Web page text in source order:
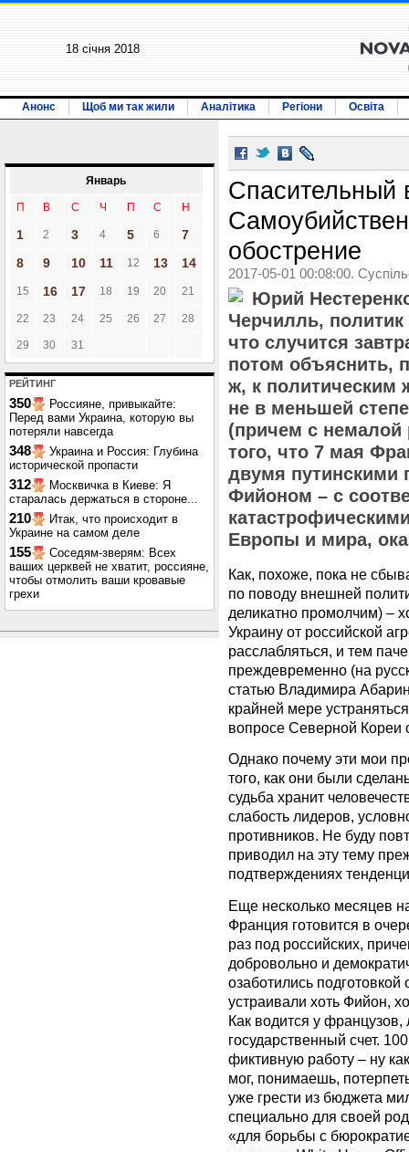
18 січня 2018
Анонс Щоб ми так жили Аналітика Регіони Освіта
Январь
П В С Ч П С Н
1 2 3 4 5 6
7
8
9 10 11 12 13 14
15 16 17 18 19 20 21
22 23 24 25 26 27 28
29 30 31
РЕЙТИНГ
350
Россияне, привыкайте:
Перед вами Украина, которую вы
потеряли навсегда
348
Украина и Россия: Глубина
исторической пропасти
312
Москвичка в Киеве: Я
старалась держаться в стороне...
210
Итак, что происходит в
Украине на самом деле
155
Соседям-зверям: Всех
ваших церквей не хватит, россияне,
чтобы отмолить ваши кровавые
грехи
Спасительный
обострение
2017-05-01 00:08:00.
Юрий
Черчилль, политик
что случится
потом объяснить,
ж, к политическим
не в меньшей
(причем с немалой
того, что 7 мая
двумя путинскими
Фийоном – с
Европы и мира,
Как, похоже, пока не
по поводу внешней
деликатно промолчим) –
Украину от российской
расслабляться, и тем
преждевременно (на
статью Владимира
крайней мере
вопросе Северной Кореи
Однако почему эти мои
того, как они были
судьба хранит
слабость лидеров,
противников. Не буду
приводил на эту тему
подтверждениях
Еще несколько месяцев
Франция готовится в
раз под российских,
добровольно и
озаботились
устраивали хоть Фийон,
Как водится у
государственный счет.
фиктивную работу – ну
мог, понимаешь,
уже грести из бюджета
специально для своей
«для борьбы с